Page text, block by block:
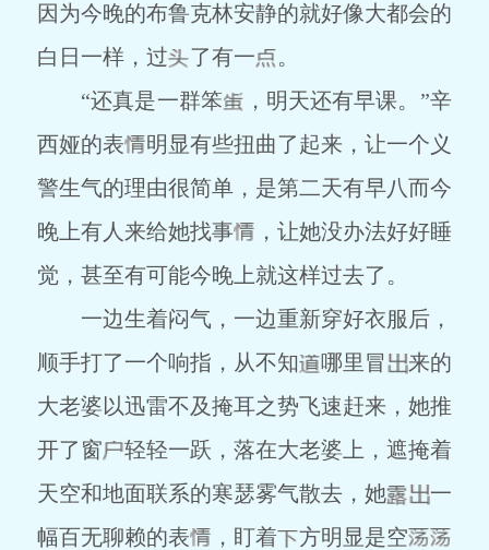
因为今晚的布鲁克林安静的就好像大都会的
白日一样，过
了有一
。
“还真是一群笨
，明天还有早课。”辛
西娅的表
明显有些扭曲了起来，让一个义
警生气的理由很简单，是第二天有早八而今
晚上有人来给她找事
，让她没办法好好睡
觉，甚至有可能今晚上就这样过去了。
一边生着闷气，一边重新穿好衣服后，
顺手打了一个响指，从不知
哪里冒
来的
大老婆以迅雷不及掩耳之势飞速赶来，她推
开了窗
轻轻一跃，落在大老婆上，遮掩着
天空和地面联系的寒瑟雾气散去，她
一
幅百无聊赖的表
，盯着
方明显是空